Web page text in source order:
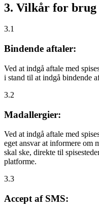
3. Vilkår for brug
3.1
Bindende aftaler:
Ved at indgå aftale med
i stand til at indgå bindende
3.2
Madallergier:
Ved at indgå aftale med
eget ansvar at informere om
skal ske, direkte til
platforme.
3.3
Accept af SMS: